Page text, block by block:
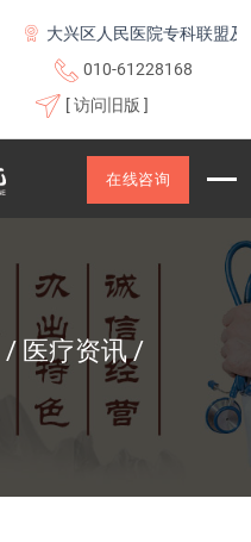
大兴区人民医院专科联盟及医联
010-61228168
[ 访问旧版 ]
在线咨询
医疗资讯